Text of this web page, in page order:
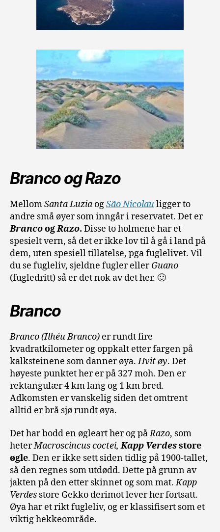
Branco og Razo
MellomSanta Luzia ogSão Nicolauligger to
andre små øyer som inngår i reservatet. Det er
BrancoogRazo. Disse to holmene har et
spesielt vern, så det er ikke lov til å gå i land på
dem, uten spesiell tillatelse, pga fuglelivet. Vil
du se fugleliv, sjeldne fugler ellerGuano
(fugledritt) så er det nok av det her. 🙂
Branco
Branco(Ilhéu Branco) er rundt fire
kvadratkilometer og oppkalt etter fargen på
kalksteinene som danner øya.Hvit øy. Det
høyeste punktet her er på 327 moh. Den er
rektangulær 4 km lang og 1 km bred.
Adkomsten er vanskelig siden det omtrent
alltid er brå sjø rundt øya.
Det har bodd en øgleart her og påRazo, som
heterMacroscincus coctei,Kapp Verdesstore
øgle. Den er ikke sett siden tidlig på 1900-tallet,
så den regnes som utdødd. Dette på grunn av
jakten på den etter skinnet og som mat.Kapp
Verdes store Gekko derimot lever her fortsatt.
Øya har et rikt fugleliv, og er klassifisert som et
viktig hekkeområde.